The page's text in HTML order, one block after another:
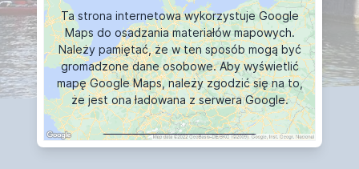
Ta strona internetowa wykorzystuje Google
Maps do osadzania materiałów mapowych.
Należy pamiętać, że w ten sposób mogą być
gromadzone dane osobowe. Aby wyświetlić
mapę Google Maps, należy zgodzić się na to,
że jest ona ładowana z serwera Google.
WYŚWIETLANIE MAPY